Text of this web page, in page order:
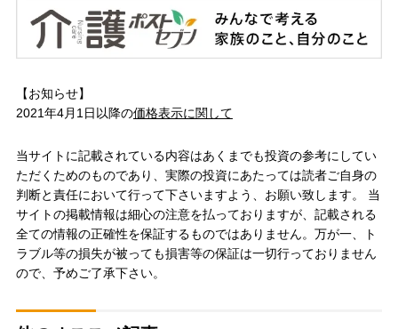
【お知らせ】
2021年4月1日以降の価格表示に関して
当サイトに記載されている内容はあくまでも投資の参考にしてい
ただくためのものであり、実際の投資にあたっては読者ご自身の
判断と責任において行って下さいますよう、お願い致します。 当
サイトの掲載情報は細心の注意を払っておりますが、記載される
全ての情報の正確性を保証するものではありません。万が一、ト
ラブル等の損失が被っても損害等の保証は一切行っておりません
ので、予めご了承下さい。